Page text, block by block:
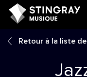
Retour à la liste